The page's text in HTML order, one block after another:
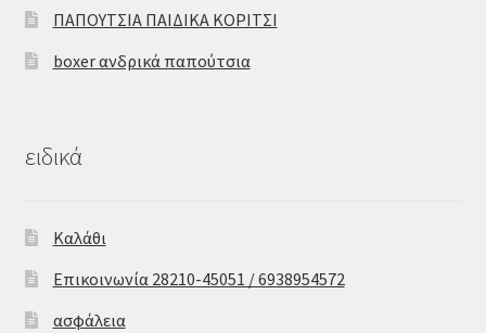
ΠΑΠΟΥΤΣΙΑ ΠΑΙΔΙΚΑ ΚΟΡΙΤΣΙ
boxer ανδρικά παπούτσια
ειδικά
Καλάθι
Επικοινωνία 28210-45051 / 6938954572
ασφάλεια